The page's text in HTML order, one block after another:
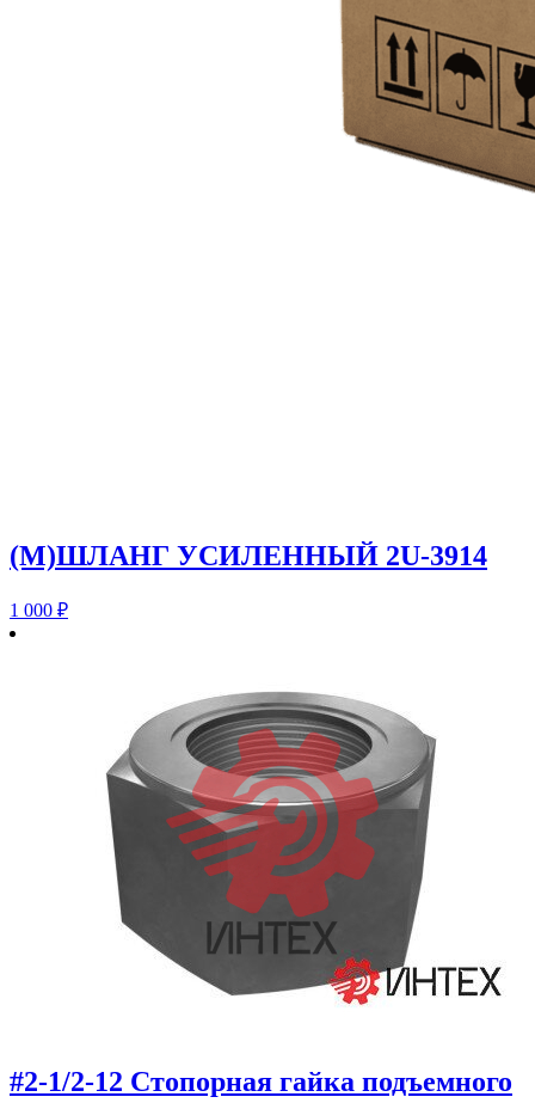
(M)ШЛАНГ УСИЛЕННЫЙ 2U-3914
1 000 ₽
#2-1/2-12 Стопорная гайка подъемного